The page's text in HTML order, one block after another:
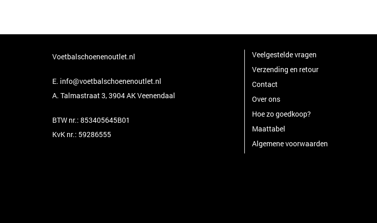
Voetbalschoenenoutlet.nl
E. info@voetbalschoenenoutlet.nl
A. Talmastraat 3, 3904 AK Veenendaal
BTW nr.: 853405645B01
KvK nr.: 59286555
Veelgestelde vragen
Verzending en retour
Contact
Over ons
Hoe zo goedkoop?
Maattabel
Algemene voorwaarden